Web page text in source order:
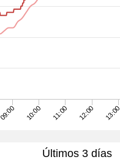
09:00 10:00 11:00 12:00 13:00
Últimos 3 días